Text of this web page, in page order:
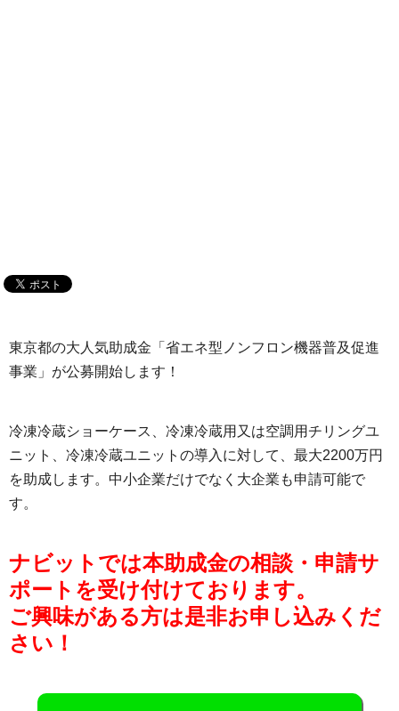
東京都の大人気助成金「省エネ型ノンフロン機器普及促進
事業」が公募開始します！
冷凍冷蔵ショーケース、冷凍冷蔵用又は空調用チリングユ
ニット、冷凍冷蔵ユニットの導入に対して、最大2200万円
を助成します。中小企業だけでなく大企業も申請可能で
す。
ナビットでは本助成金の相談・申請サ
ポートを受け付けております。
ご興味がある方は是非お申し込みくだ
さい！